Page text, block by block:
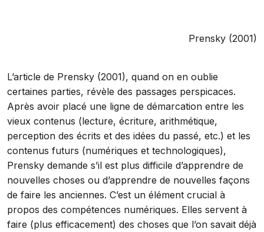
Prensky (2001)
L’article de Prensky (2001), quand on en oublie
certaines parties, révèle des passages perspicaces.
Après avoir placé une ligne de démarcation entre les
vieux contenus (lecture, écriture, arithmétique,
perception des écrits et des idées du passé, etc.) et les
contenus futurs (numériques et technologiques),
Prensky demande s’il est plus difficile d’apprendre de
nouvelles choses ou d’apprendre de nouvelles façons
de faire les anciennes. C’est un élément crucial à
propos des compétences numériques. Elles servent à
faire (plus efficacement) des choses que l’on savait déjà